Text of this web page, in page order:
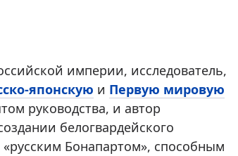
империи, исследователь,
японскую и Первую мировую
руководства, и автор
белогвардейского
Бонапартом», способным